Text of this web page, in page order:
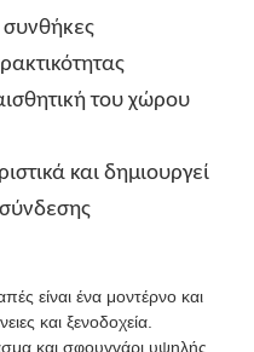
συνθήκες
του χώρου
και δημιουργεί
είναι ένα μοντέρνο και
και ξενοδοχεία.
και σφουγγάρι υψηλής